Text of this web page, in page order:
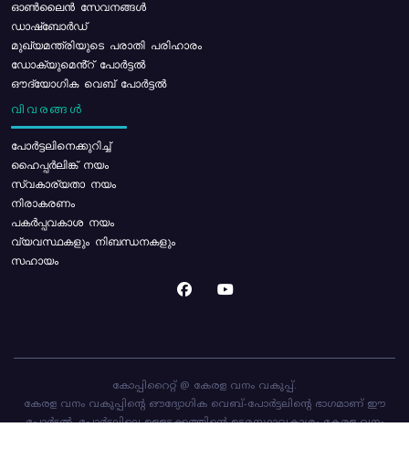
ഓൺലൈൻ സേവനങ്ങൾ
ഡാഷ്ബോർഡ്
മുഖ്യമന്ത്രിയുടെ പരാതി പരിഹാരം
ഡോക്യുമെൻ്റ് പോർട്ടൽ
ഔദ്യോഗിക വെബ് പോർട്ടൽ
വിവരങ്ങൾ
പോര്‍ട്ടലിനെക്കുറിച്ച്
ഹൈപ്പർലിങ്ക് നയം
സ്വകാര്യതാ നയം
നിരാകരണം
പകർപ്പവകാശ നയം
വ്യവസ്ഥകളും നിബന്ധനകളും
സഹായം
കോപ്പിറൈറ്റ് @ കേരള വനം വകുപ്പ്.
കേരള വനം വകുപ്പിന്റെ ഔദ്യോഗിക വെബ്-പോർട്ടലിന്റെ ഭാഗമാണ് ഈ
പോർട്ടൽ. പോർട്ടലിലെ ഉള്ളടക്കത്തിന്റെ ഉടമസ്ഥാവകാശം കേരള വനം